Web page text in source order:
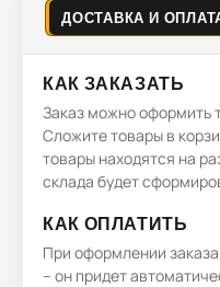
ДОСТАВКА И
КАК ЗАКАЗАТЬ
Заказ можно оформить
Сложите товары в
товары находятся на
склада будет
КАК ОПЛАТИТЬ
При оформлении
– он придет